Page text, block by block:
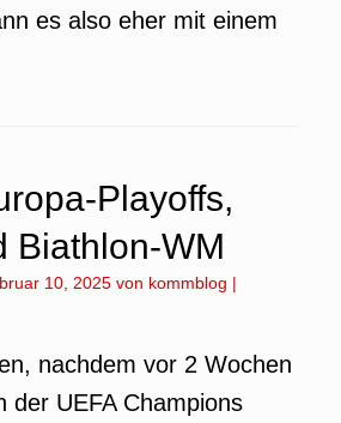
es also eher mit einem
Playoffs,
Biathlon-WM
10, 2025 von kommblog |
nachdem vor 2 Wochen
der UEFA Champions